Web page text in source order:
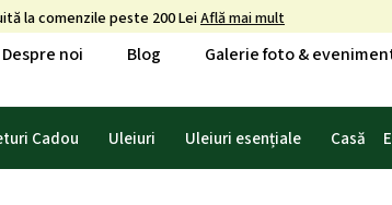
la comenzile peste 200 LeiAflă mai mult
Despre noi Blog
Galerie foto &
Cadou Uleiuri Uleiuri esențiale Casă